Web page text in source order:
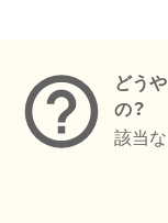
どう
の？
該当